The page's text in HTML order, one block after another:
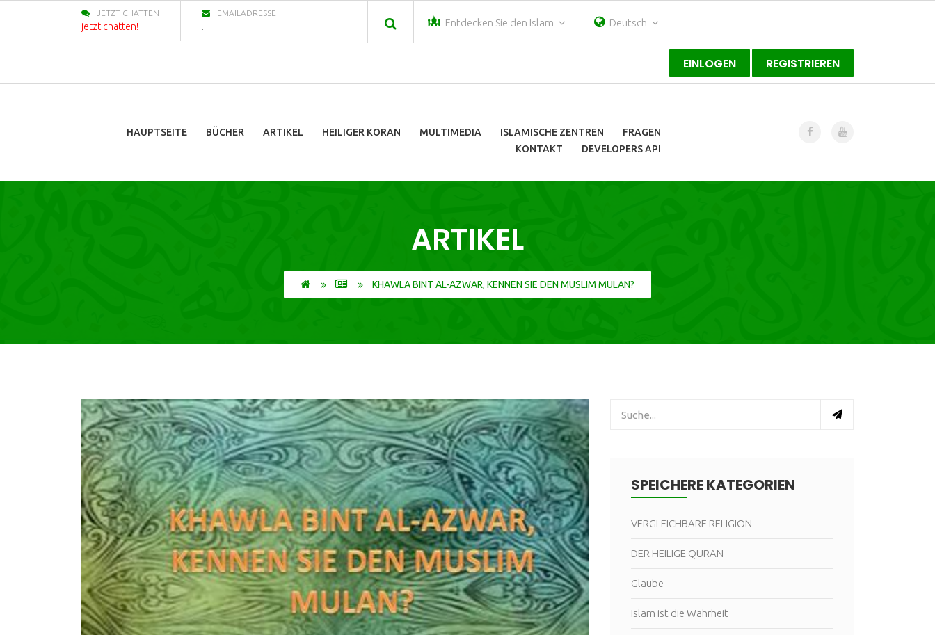
JETZT CHATTEN
jetzt chatten!
EMAILADRESSE
. Entdecken Sie den Islam Deutsch
EINLOGEN REGISTRIEREN
HAUPTSEITE BÜCHER ARTIKEL HEILIGER KORAN MULTIMEDIA ISLAMISCHE ZENTREN
FRAGEN
KONTAKT
DEVELOPERS API
ARTIKEL
KHAWLA BINT AL-AZWAR, KENNEN SIE DEN MUSLIM MULAN?
SPEICHERE KATEGORIEN
VERGLEICHBARE RELIGION
DER HEILIGE QURAN
Glaube
Islam ist die Wahrheit